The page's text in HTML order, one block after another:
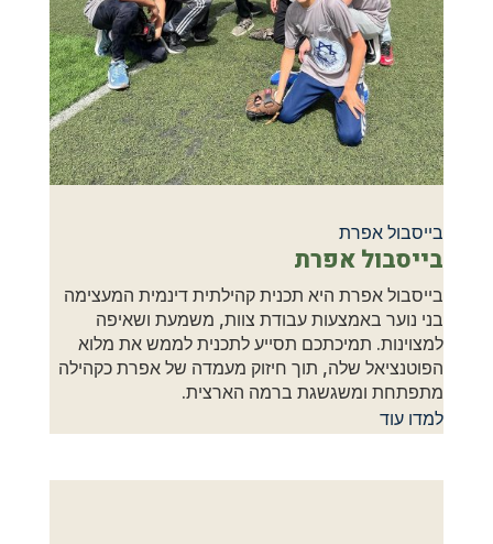
בייסבול אפרת
בייסבול אפרת
בייסבול אפרת היא תכנית קהילתית דינמית המעצימה
בני נוער באמצעות עבודת צוות, משמעת ושאיפה
למצוינות. תמיכתכם תסייע לתכנית לממש את מלוא
הפוטנציאל שלה, תוך חיזוק מעמדה של אפרת כקהילה
מתפתחת ומשגשגת ברמה הארצית.
למדו עוד